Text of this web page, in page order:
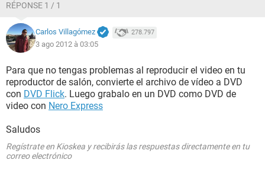
RÉPONSE 1 / 1
Carlos Villagómez 278.797
3 ago 2012 à 03:05
Para que no tengas problemas al reproducir el video en tu
reproductor de salón, convierte el archivo de vídeo a DVD
con DVD Flick. Luego grabalo en un DVD como DVD de
video con Nero Express
Saludos
Regístrate en Kioskea y recibirás las respuestas directamente en tu
correo electrónico